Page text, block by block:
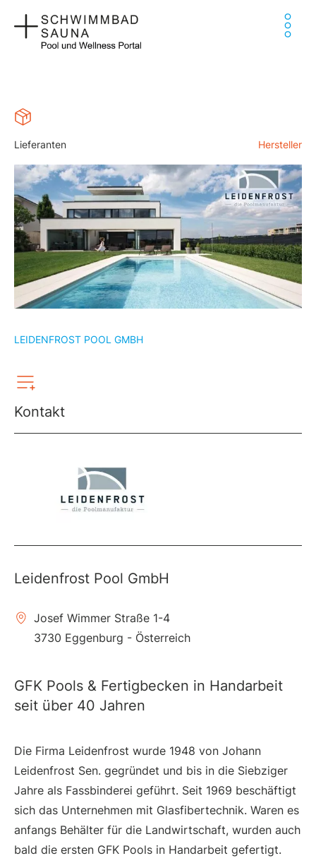
Inhalt
springen
Lieferanten Hersteller
LEIDENFROST POOL GMBH
Kontakt
Leidenfrost Pool GmbH
Josef Wimmer Straße 1-4
3730 Eggenburg - Österreich
GFK Pools & Fertigbecken in Handarbeit
seit über 40 Jahren
Die Firma Leidenfrost wurde 1948 von Johann
Leiden­frost Sen. gegründet und bis in die Siebziger
Jahre als Fass­binderei ge­führt. Seit 1969 be­schäftigt
sich das Untern­ehmen mit Glas­fiber­technik. Waren es
anfangs Be­hälter für die Land­wirtschaft, wurden auch
bald die ersten GFK Pools in Handarbeit gefertigt.